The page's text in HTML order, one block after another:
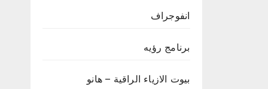
انفوجراف
برنامج رؤيه
بيوت الازياء الراقية – هانو